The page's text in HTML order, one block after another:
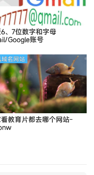
、7位数字和字母
Google账号
教育片都去哪个网站-
域名网站